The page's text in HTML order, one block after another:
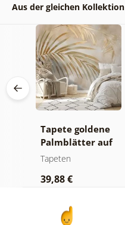
Aus der gleichen Kollektion
Tapete goldene
Palmblätter auf
beigem
Tapeten
39,88 €